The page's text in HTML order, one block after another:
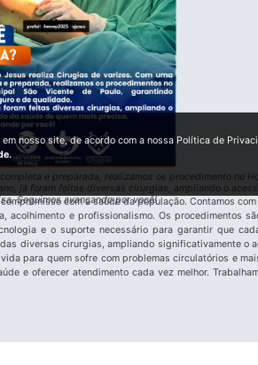
e preparada, realizamos os procedimento no
já foram feitas diversas cirurgias, ampliando o
Seguimos avançando por você!
com a saúde da população. Contamos
acolhimento e profissionalismo. Os procedimentos
e o suporte necessário para garantir que
diversas cirurgias, ampliando significativamente o
para quem sofre com problemas circulatórios e
e oferecer atendimento cada vez melhor.
nosso site, de acordo com a nossa Política de